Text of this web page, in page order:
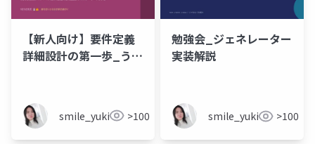
【新人向け】要件定義
詳細設計の第一歩_うさ
smile_yukiko_it>100
勉強会_ジェネレーター
実装解説
smile_yukiko_it>100